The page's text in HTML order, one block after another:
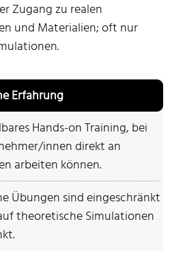
Zugang zu realen
und Materialien; oft nur
Erfahrung
Hands-on Training, bei
innen direkt an
arbeiten können.
Übungen sind eingeschränkt
theoretische Simulationen